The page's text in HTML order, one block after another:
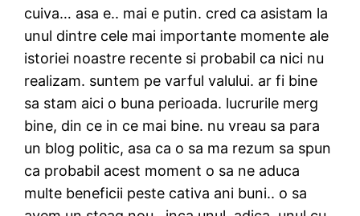
cuiva… asa e.. mai e putin. cred ca asistam la
unul dintre cele mai importante momente ale
istoriei noastre recente si probabil ca nici nu
realizam. suntem pe varful valului. ar fi bine
sa stam aici o buna perioada. lucrurile merg
bine, din ce in ce mai bine. nu vreau sa para
un blog politic, asa ca o sa ma rezum sa spun
ca probabil acest moment o sa ne aduca
multe beneficii peste cativa ani buni.. o sa